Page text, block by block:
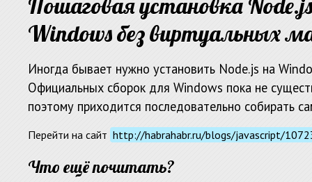
Пошаговая установка
Windows без виртуальных
Иногда бывает нужно установить Node.js на
Официальных сборок для Windows пока не
поэтому приходится последовательно собирать
Перейти на сайт http://habrahabr.ru/blogs/javascript/
Что ещё почитать?